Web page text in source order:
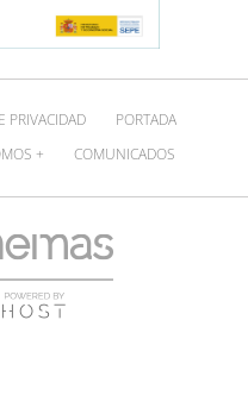
PRIVACIDAD
PORTADA
+ COMUNICADOS